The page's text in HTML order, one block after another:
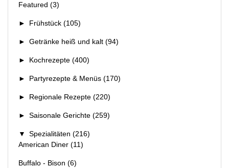
Featured (3)
► Frühstück (105)
► Getränke heiß und kalt (94)
► Kochrezepte (400)
► Partyrezepte & Menüs (170)
► Regionale Rezepte (220)
► Saisonale Gerichte (259)
▼ Spezialitäten (216)
American Diner (11)
Buffalo - Bison (6)